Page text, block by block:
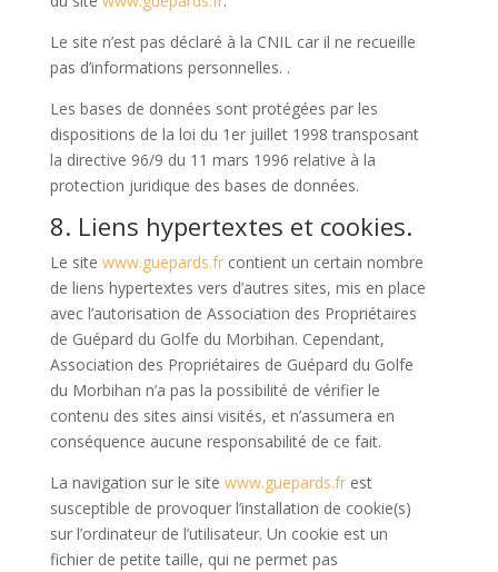
Le site n’est pas déclaré à la CNIL car il ne recueille
pas d’informations personnelles. .
Les bases de données sont protégées par les
dispositions de la loi du 1er juillet 1998 transposant
la directive 96/9 du 11 mars 1996 relative à la
protection juridique des bases de données.
8. Liens hypertextes et cookies.
Le site www.guepards.frcontient un certain nombre
de liens hypertextes vers d’autres sites, mis en place
avec l’autorisation de Association des Propriétaires
de Guépard du Golfe du Morbihan. Cependant,
Association des Propriétaires de Guépard du Golfe
du Morbihan n’a pas la possibilité de vérifier le
contenu des sites ainsi visités, et n’assumera en
conséquence aucune responsabilité de ce fait.
La navigation sur le site www.guepards.frest
susceptible de provoquer l’installation de cookie(s)
sur l’ordinateur de l’utilisateur. Un cookie est un
fichier de petite taille, qui ne permet pas